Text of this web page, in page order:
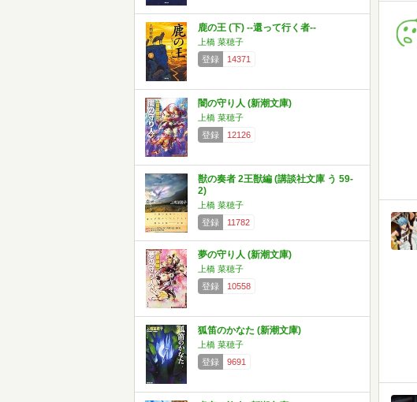
鹿の王 (下) ‐‐還って行く者‐‐
上橋 菜穂子
登録
14371
闇の守り人 (新潮文庫)
上橋 菜穂子
登録
12126
獣の奏者 2王獣編 (講談社文庫 う 59-
2)
上橋 菜穂子
登録
11782
夢の守り人 (新潮文庫)
上橋 菜穂子
登録
10558
狐笛のかなた (新潮文庫)
上橋 菜穂子
登録
9691